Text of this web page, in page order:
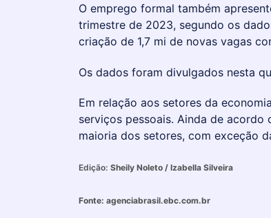
O emprego formal também
trimestre de 2023, segundo os
criação de 1,7 mi de novas vagas
Os dados foram divulgados nesta
Em relação aos setores da
serviços pessoais. Ainda de
maioria dos setores, com exceção
Edição: Sheily Noleto / Izabella Silveira
Fonte: agenciabrasil.ebc.com.br